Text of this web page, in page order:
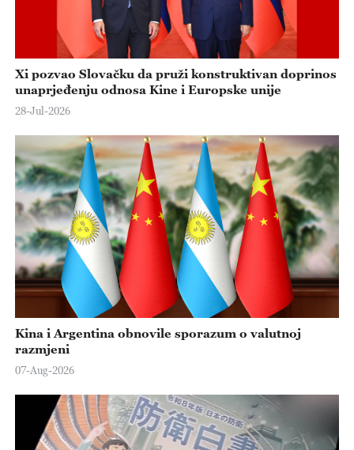
Xi pozvao Slovačku da pruži konstruktivan doprinos
unaprjeđenju odnosa Kine i Europske unije
28-Jul-2026
Kina i Argentina obnovile sporazum o valutnoj
razmjeni
07-Aug-2026